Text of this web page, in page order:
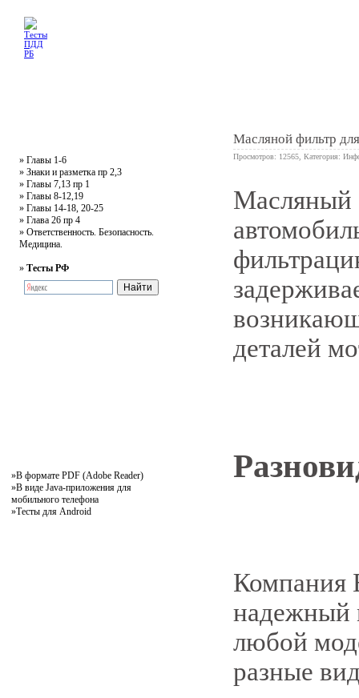
» Главы 1-6
» Знаки и разметка пр 2,3
» Главы 7,13 пр 1
» Главы 8-12,19
» Главы 14-18, 20-25
» Глава 26 пр 4
» Ответственность. Безопасность.
Медицина.
» Тесты РФ
»В формате PDF (Adobe Reader)
»В виде Java-приложения для
мобильного телефона
»Тесты для Android
Масляной фильтр
Просмотров: 12565, Категория:
Масляный
деталей
Компания
надежный
любой
разные